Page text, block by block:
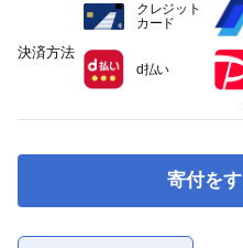
寄付を
決済方法
クレジット
カード
d払い